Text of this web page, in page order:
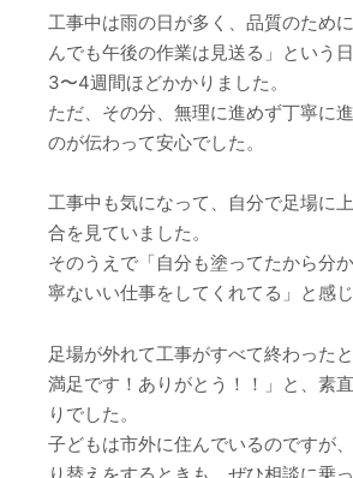
工事中は雨の日が多く、品質のため
んでも午後の作業は見送る」という
3〜4週間ほどかかりました。
ただ、その分、無理に進めず丁寧に
のが伝わって安心でした。
工事中も気になって、自分で足場に
合を見ていました。
そのうえで「自分も塗ってたから分
寧ないい仕事をしてくれてる」と感じ
足場が外れて工事がすべて終わった
満足です！ありがとう！！」と、素
りでした。
子どもは市外に住んでいるのですが